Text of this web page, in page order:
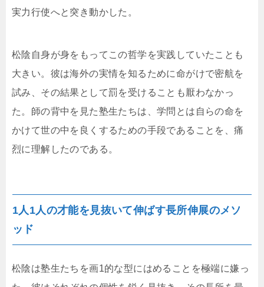
実力行使へと突き動かした。
松陰自身が身をもってこの哲学を実践していたことも
大きい。彼は海外の実情を知るために命がけで密航を
試み、その結果として罰を受けることも厭わなかっ
た。師の背中を見た塾生たちは、学問とは自らの命を
かけて世の中を良くするための手段であることを、痛
烈に理解したのである。
1人1人の才能を見抜いて伸ばす長所伸展のメソ
ッド
松陰は塾生たちを画1的な型にはめることを極端に嫌っ